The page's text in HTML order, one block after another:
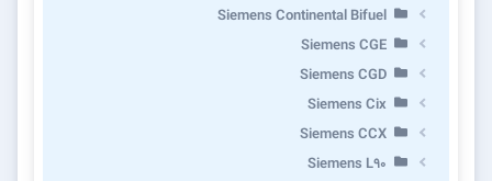
Siemens Continental Bifuel
Siemens CGE
Siemens CGD
Siemens Cix
Siemens CCX
Siemens L90